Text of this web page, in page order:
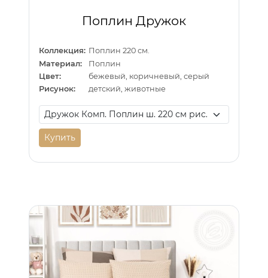
Поплин Дружок
Коллекция: Поплин 220 см.
Материал:
Поплин
Цвет:
бежевый, коричневый, серый
Рисунок:
детский, животные
Купить